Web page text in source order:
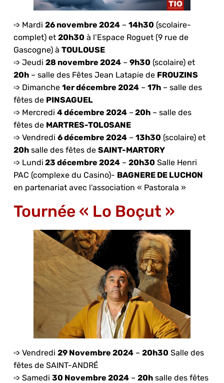
➩ Mardi 26 novembre 2024– 14h30 (scolaire-
complet) et 20h30 à l’Espace Roguet (9 rue de
Gascogne) à TOULOUSE
➩ Jeudi 28 novembre 2024– 9h30 (scolaire) et
20h– salle des Fêtes Jean Latapie de FROUZINS
➩ Dimanche 1er décembre 2024– 17h– salle des
fêtes de PINSAGUEL
➩ Mercredi 4 décembre 2024– 20h– salle des
fêtes de MARTRES-TOLOSANE
➩ Vendredi 6 décembre 2024– 13h30 (scolaire) et
20hsalle des fêtes de SAINT-MARTORY
➩ Lundi 23 décembre 2024– 20h30 Salle Henri
PAC (complexe du Casino)- BAGNERE DE LUCHON
en partenariat avec l’association « Pastorala »
Tournée « Lo Boçut »
➩ Vendredi 29 Novembre 2024– 20h30 Salle des
fêtes de SAINT-ANDRÉ
➩ Samedi 30 Novembre 2024– 20hsalle des fêtes